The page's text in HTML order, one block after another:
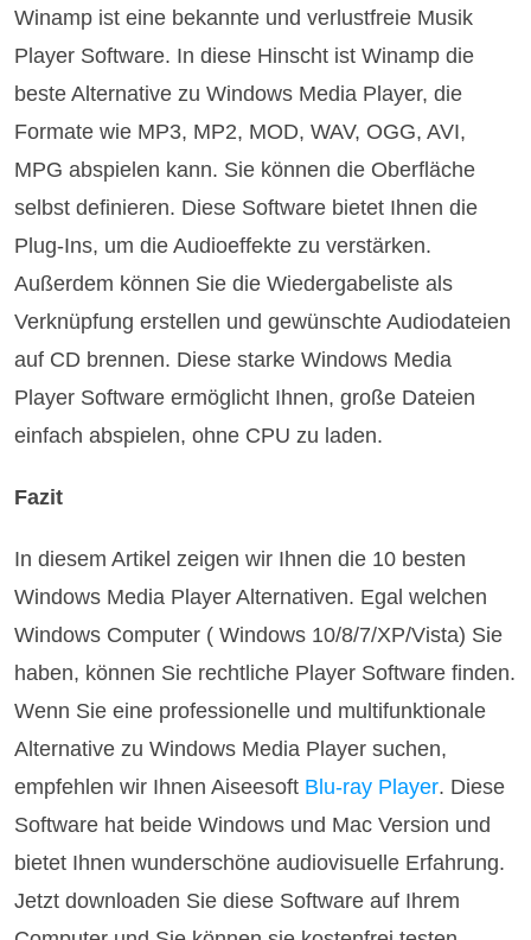
Winamp ist eine bekannte und verlustfreie Musik
Player Software. In diese Hinscht ist Winamp die
beste Alternative zu Windows Media Player, die
Formate wie MP3, MP2, MOD, WAV, OGG, AVI,
MPG abspielen kann. Sie können die Oberfläche
selbst definieren. Diese Software bietet Ihnen die
Plug-Ins, um die Audioeffekte zu verstärken.
Außerdem können Sie die Wiedergabeliste als
Verknüpfung erstellen und gewünschte Audiodateien
auf CD brennen. Diese starke Windows Media
Player Software ermöglicht Ihnen, große Dateien
einfach abspielen, ohne CPU zu laden.
Fazit
In diesem Artikel zeigen wir Ihnen die 10 besten
Windows Media Player Alternativen. Egal welchen
Windows Computer ( Windows 10/8/7/XP/Vista) Sie
haben, können Sie rechtliche Player Software finden.
Wenn Sie eine professionelle und multifunktionale
Alternative zu Windows Media Player suchen,
empfehlen wir Ihnen Aiseesoft Blu-ray Player. Diese
Software hat beide Windows und Mac Version und
bietet Ihnen wunderschöne audiovisuelle Erfahrung.
Jetzt downloaden Sie diese Software auf Ihrem